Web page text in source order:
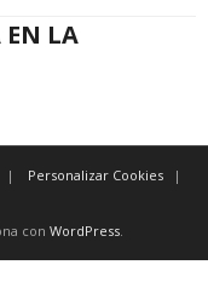
EN LA
Personalizar Cookies
con WordPress.